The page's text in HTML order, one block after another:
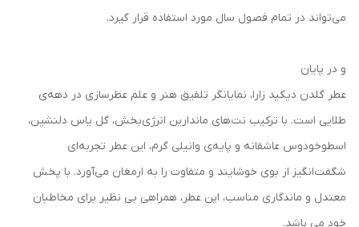
می‌تواند در تمام فصول سال مورد استفاده قرار گیرد.
و در پایان
عطر گلدن دیکید زارا، نمایانگر تلفیق هنر و علم عطرسازی در دهه‌ی
طلایی است. با ترکیب نت‌های ماندارین انرژی‌بخش، گل یاس دلنشین،
اسطوخودوس عاشقانه و پایه‌ی وانیلی گرم، این عطر تجربه‌ای
شگفت‌انگیز از بوی خوشایند و متفاوت را به ارمغان می‌آورد. با پخش
معتدل و ماندگاری مناسب، این عطر، همراهی بی نظیر برای مخاطبان
خود می باشد.